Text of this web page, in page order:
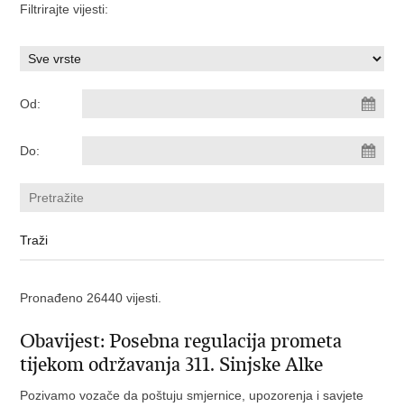
Filtrirajte vijesti:
Od:
Do:
Pronađeno 26440 vijesti.
Obavijest: Posebna regulacija prometa
tijekom održavanja 311. Sinjske Alke
Pozivamo vozače da poštuju smjernice, upozorenja i savjete